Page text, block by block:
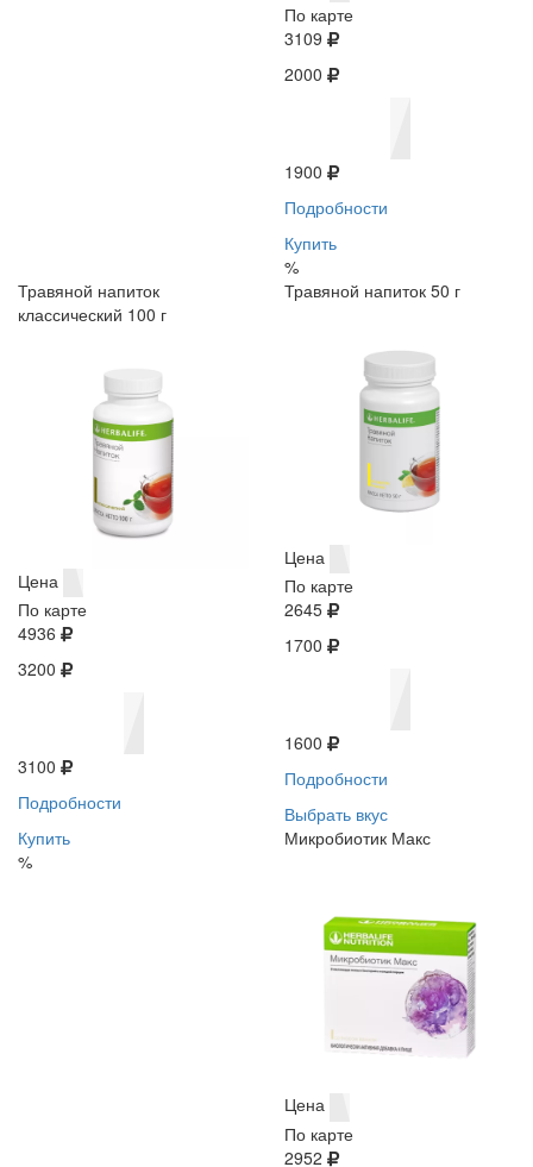
По карте
3109
2000
1900
Подробности
Купить
%
Травяной напиток
классический 100 г
Цена
По карте
4936
3200
3100
Подробности
Купить
%
Травяной напиток 50 г
Цена
По карте
2645
1700
1600
Подробности
Выбрать вкус
Микробиотик Макс
Цена
По карте
2952